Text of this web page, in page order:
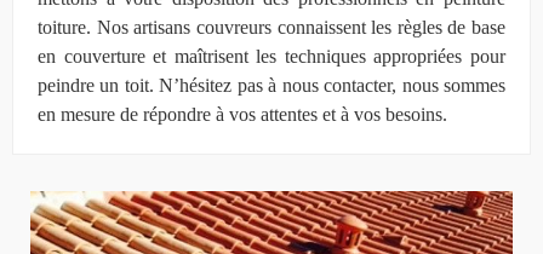
toiture. Nos artisans couvreurs connaissent les règles de base
en couverture et maîtrisent les techniques appropriées pour
peindre un toit. N’hésitez pas à nous contacter, nous sommes
en mesure de répondre à vos attentes et à vos besoins.